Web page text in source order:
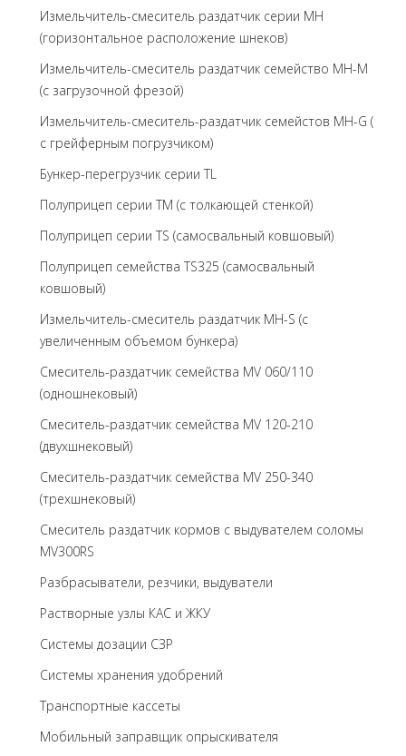
Измельчитель-смеситель раздатчик серии MH
(горизонтальное расположение шнеков)
Измельчитель-смеситель раздатчик семейство MH-M
(с загрузочной фрезой)
Измельчитель-смеситель-раздатчик семейстов MH-G (
с грейферным погрузчиком)
Бункер-перегрузчик серии TL
Полуприцеп серии TM (с толкающей стенкой)
Полуприцеп серии TS (самосвальный ковшовый)
Полуприцеп семейства TS325 (самосвальный
ковшовый)
Измельчитель-смеситель раздатчик MH-S (с
увеличенным объемом бункера)
Смеситель-раздатчик семейства MV 060/110
(одношнековый)
Смеситель-раздатчик семейства MV 120-210
(двухшнековый)
Смеситель-раздатчик семейства MV 250-340
(трехшнековый)
Cмеситель раздатчик кормов с выдувателем соломы
MV300RS
Разбрасыватели, резчики, выдуватели
Растворные узлы КАС и ЖКУ
Системы дозации СЗР
Системы хранения удобрений
Транспортные кассеты
Мобильный заправщик опрыскивателя